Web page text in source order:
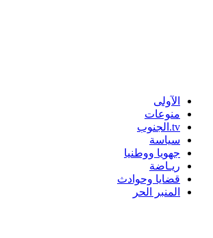
الآولى
منوعات
tv.الجنوب
سياسة
جهويا ووطنيا
ريـاضة
قضايا وحوادث
المنبر الحر